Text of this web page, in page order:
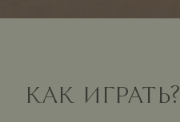
КАК ИГРАТЬ?